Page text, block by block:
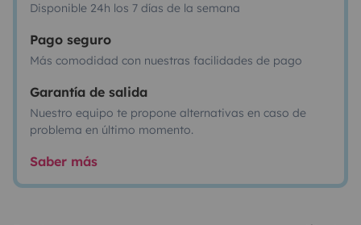
Disponible 24h los 7 días de la semana
Pago seguro
Más comodidad con nuestras facilidades de pago
Garantía de salida
Nuestro equipo te propone alternativas en caso de
problema en último momento.
Saber más